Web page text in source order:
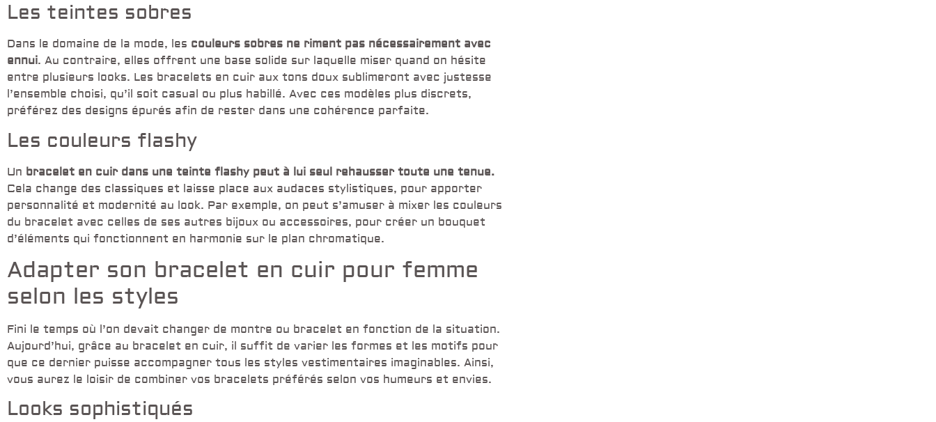
Les teintes sobres
Dans le domaine de la mode, les couleurs sobres ne riment pas nécessairement avec
ennui. Au contraire, elles offrent une base solide sur laquelle miser quand on hésite
entre plusieurs looks. Les bracelets en cuir aux tons doux sublimeront avec justesse
l’ensemble choisi, qu’il soit casual ou plus habillé. Avec ces modèles plus discrets,
préférez des designs épurés afin de rester dans une cohérence parfaite.
Les couleurs flashy
Un bracelet en cuir dans une teinte flashy peut à lui seul rehausser toute une tenue.
Cela change des classiques et laisse place aux audaces stylistiques, pour apporter
personnalité et modernité au look. Par exemple, on peut s’amuser à mixer les couleurs
du bracelet avec celles de ses autres bijoux ou accessoires, pour créer un bouquet
d’éléments qui fonctionnent en harmonie sur le plan chromatique.
Adapter son bracelet en cuir pour femme
selon les styles
Fini le temps où l’on devait changer de montre ou bracelet en fonction de la situation.
Aujourd’hui, grâce au bracelet en cuir, il suffit de varier les formes et les motifs pour
que ce dernier puisse accompagner tous les styles vestimentaires imaginables. Ainsi,
vous aurez le loisir de combiner vos bracelets préférés selon vos humeurs et envies.
Looks sophistiqués